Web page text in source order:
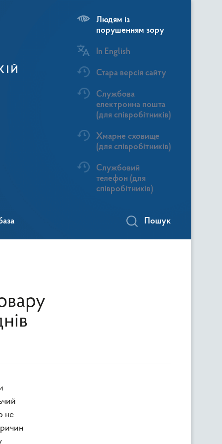
Людям із
порушенням зору
In English
Стара версія сайту
Службова
електронна пошта
(для співробітників)
Хмарне сховище
(для співробітників)
Службовий
телефон (для
співробітників)
Пошук
не